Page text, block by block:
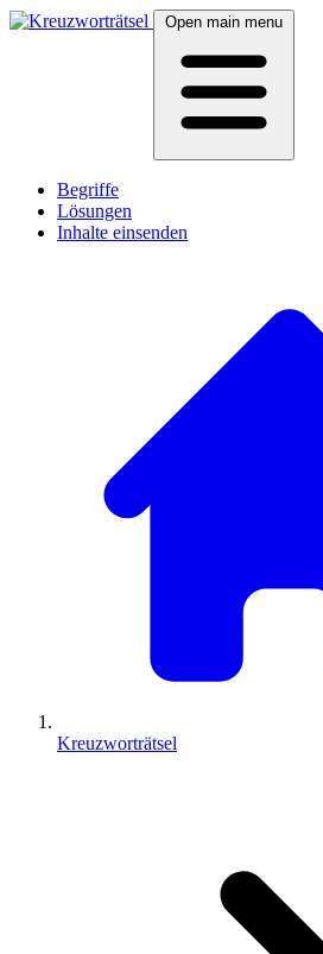
Open main menu
Begriffe
Lösungen
Inhalte einsenden
Kreuzworträtsel